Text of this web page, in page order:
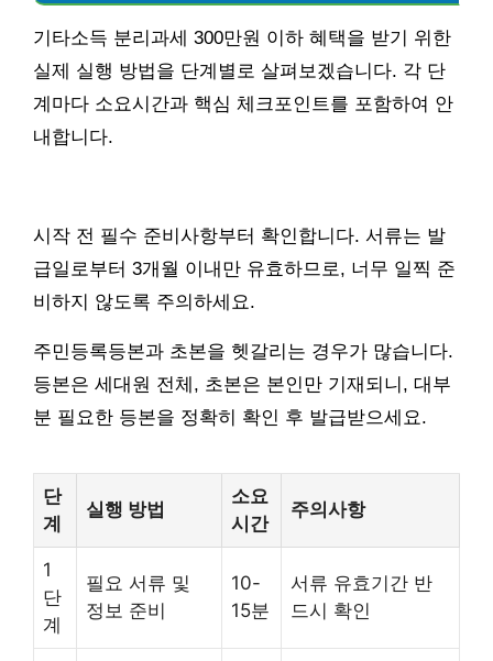
기타소득 분리과세 300만원 이하 혜택을 받기 위한
실제 실행 방법을 단계별로 살펴보겠습니다. 각 단
계마다 소요시간과 핵심 체크포인트를 포함하여 안
내합니다.
시작 전 필수 준비사항부터 확인합니다. 서류는 발
급일로부터 3개월 이내만 유효하므로, 너무 일찍 준
비하지 않도록 주의하세요.
주민등록등본과 초본을 헷갈리는 경우가 많습니다.
등본은 세대원 전체, 초본은 본인만 기재되니, 대부
분 필요한 등본을 정확히 확인 후 발급받으세요.
단
계
실행 방법
소요
시간
주의사항
1
단
계
필요 서류 및
정보 준비
10-
15분
서류 유효기간 반
드시 확인